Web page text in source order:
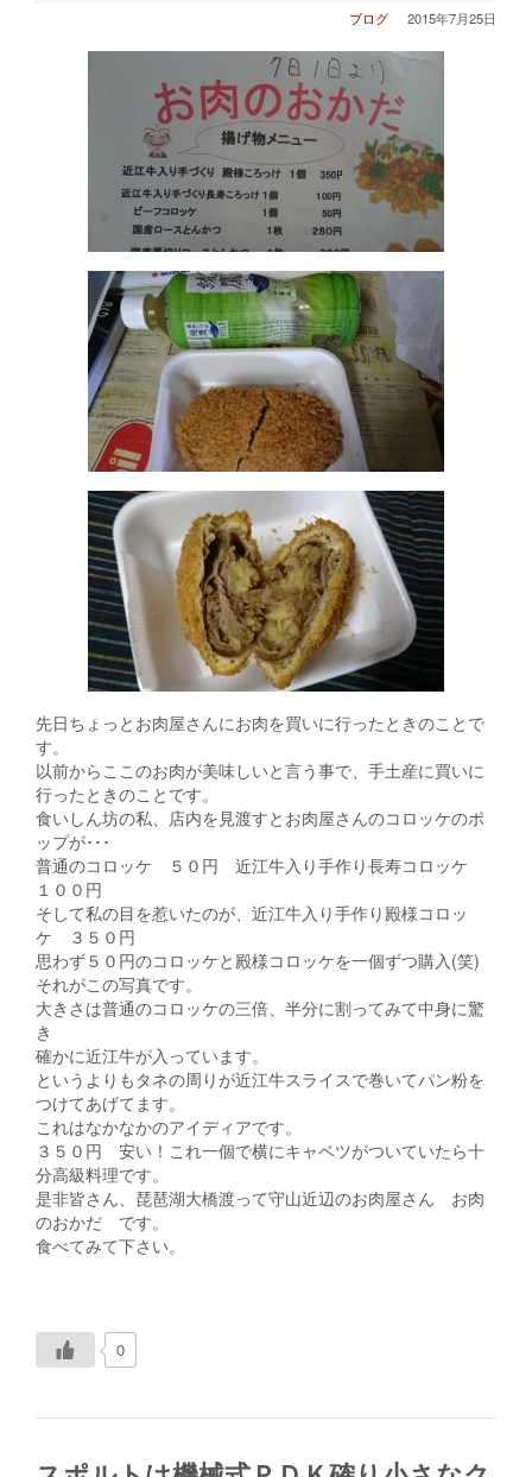
2015年7月25日
ブログ
先日ちょっとお肉屋さんにお肉を買いに行ったときのことで
す。
以前からここのお肉が美味しいと言う事で、手土産に買いに
行ったときのことです。
食いしん坊の私、店内を見渡すとお肉屋さんのコロッケのポ
ップが･･･
普通のコロッケ ５０円 近江牛入り手作り長寿コロッケ
１００円
そして私の目を惹いたのが、近江牛入り手作り殿様コロッ
ケ ３５０円
思わず５０円のコロッケと殿様コロッケを一個ずつ購入(笑)
それがこの写真です。
大きさは普通のコロッケの三倍、半分に割ってみて中身に驚
き
確かに近江牛が入っています。
というよりもタネの周りが近江牛スライスで巻いてパン粉を
つけてあげてます。
これはなかなかのアイディアです。
３５０円 安い！これ一個で横にキャベツがついていたら十
分高級料理です。
是非皆さん、琵琶湖大橋渡って守山近辺のお肉屋さん お肉
のおかだ です。
食べてみて下さい。
0